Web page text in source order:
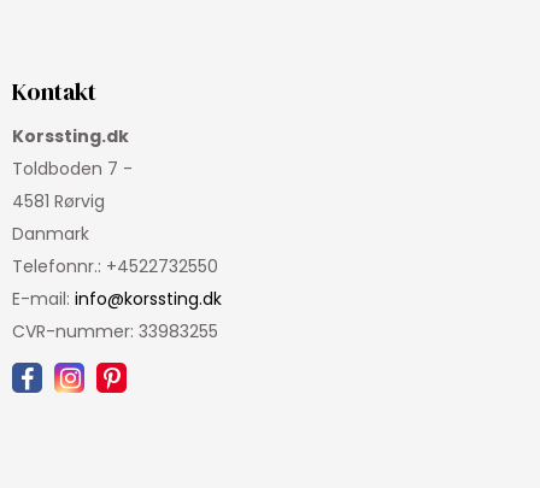
Kontakt
Korssting.dk
Toldboden 7 -
4581 Rørvig
Danmark
Telefonnr.: +4522732550
E-mail: info@korssting.dk
CVR-nummer: 33983255